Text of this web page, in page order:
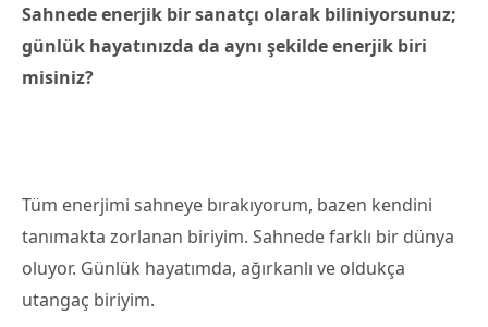
Sahnede enerjik bir sanatçı olarak biliniyorsunuz;
günlük hayatınızda da aynı şekilde enerjik biri
misiniz?
Tüm enerjimi sahneye bırakıyorum, bazen kendini
tanımakta zorlanan biriyim. Sahnede farklı bir dünya
oluyor. Günlük hayatımda, ağırkanlı ve oldukça
utangaç biriyim.